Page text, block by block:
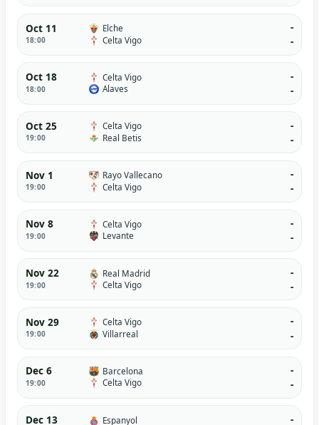
Oct 11
18:00
Elche
Celta Vigo
-
-
Oct 18
18:00
Celta Vigo
Alaves
-
-
Oct 25
19:00
Celta Vigo
Real Betis
-
-
Nov 1
19:00
Rayo Vallecano
Celta Vigo
-
-
Nov 8
19:00
Celta Vigo
Levante
-
-
Nov 22
19:00
Real Madrid
Celta Vigo
-
-
Nov 29
19:00
Celta Vigo
Villarreal
-
-
Dec 6
19:00
Barcelona
Celta Vigo
-
-
Dec 13
Espanyol
-